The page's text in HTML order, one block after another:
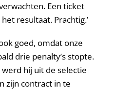
Een ticket
resultaat. Prachtig.’
goed, omdat onze
drie penalty’s stopte.
hij uit de selectie
zijn contract in te